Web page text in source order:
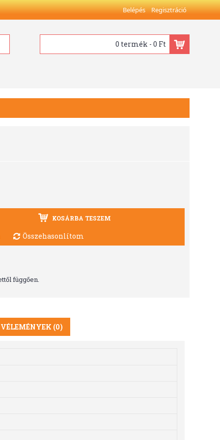
Belépés Regisztráció
0 termék - 0 Ft
KOSÁRBA TESZEM
Összehasonlítom
függően.
VÉLEMÉNYEK (0)